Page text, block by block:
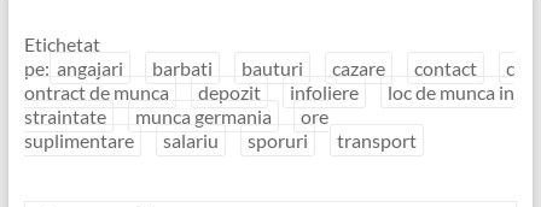
Etichetat
pe: angajari barbati bauturi cazare contact
c
ontract de munca
depozit infoliere
loc de munca in
straintate
munca germania
ore
suplimentare
salariu sporuri transport